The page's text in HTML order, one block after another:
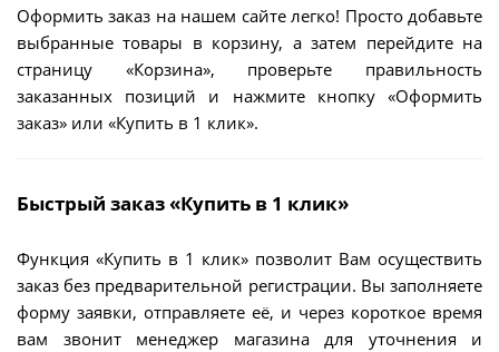
Оформить заказ на нашем сайте легко! Просто добавьте
выбранные товары в корзину, а затем перейдите на
страницу «Корзина», проверьте правильность
заказанных позиций и нажмите кнопку «Оформить
заказ» или «Купить в 1 клик».
Быстрый заказ «Купить в 1 клик»
Функция «Купить в 1 клик» позволит Вам осуществить
заказ без предварительной регистрации. Вы заполняете
форму заявки, отправляете её, и через короткое время
вам звонит менеджер магазина для уточнения и